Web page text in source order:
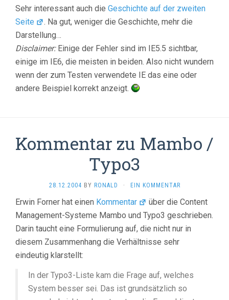
Sehr interessant auch die Geschichte auf der zweiten
Seite
. Na gut, weniger die Geschichte, mehr die
Darstellung…
Disclaimer:Einige der Fehler sind im IE5.5 sichtbar,
einige im IE6, die meisten in beiden. Also nicht wundern
wenn der zum Testen verwendete IE das eine oder
andere Beispiel korrekt anzeigt.
Kommentar zu Mambo /
Typo3
28.12.2004 BY RONALD · EIN KOMMENTAR
Erwin Forner hat einen Kommentar
über die Content
Management-Systeme Mambo und Typo3 geschrieben.
Darin taucht eine Formulierung auf, die nicht nur in
diesem Zusammenhang die Verhältnisse sehr
eindeutig klarstellt:
In der Typo3-Liste kam die Frage auf, welches
System besser sei. Das ist grundsätzlich so